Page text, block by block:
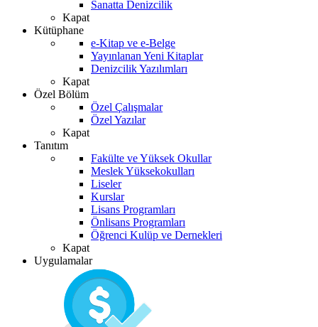
Sanatta Denizcilik
Kapat
Kütüphane
e-Kitap ve e-Belge
Yayınlanan Yeni Kitaplar
Denizcilik Yazılımları
Kapat
Özel Bölüm
Özel Çalışmalar
Özel Yazılar
Kapat
Tanıtım
Fakülte ve Yüksek Okullar
Meslek Yüksekokulları
Liseler
Kurslar
Lisans Programları
Önlisans Programları
Öğrenci Kulüp ve Dernekleri
Kapat
Uygulamalar